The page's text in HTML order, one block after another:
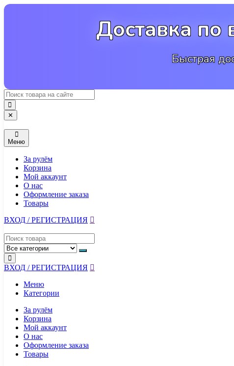
Перейти
Доставка по
Быстрая
✕
Меню
За рулём
Корзина
Мой аккаунт
О нас
Оформление заказа
Товары
ВХОД / РЕГИСТРАЦИЯ
ВХОД / РЕГИСТРАЦИЯ
Меню
Категории
За рулём
Корзина
Мой аккаунт
О нас
Оформление заказа
Товары